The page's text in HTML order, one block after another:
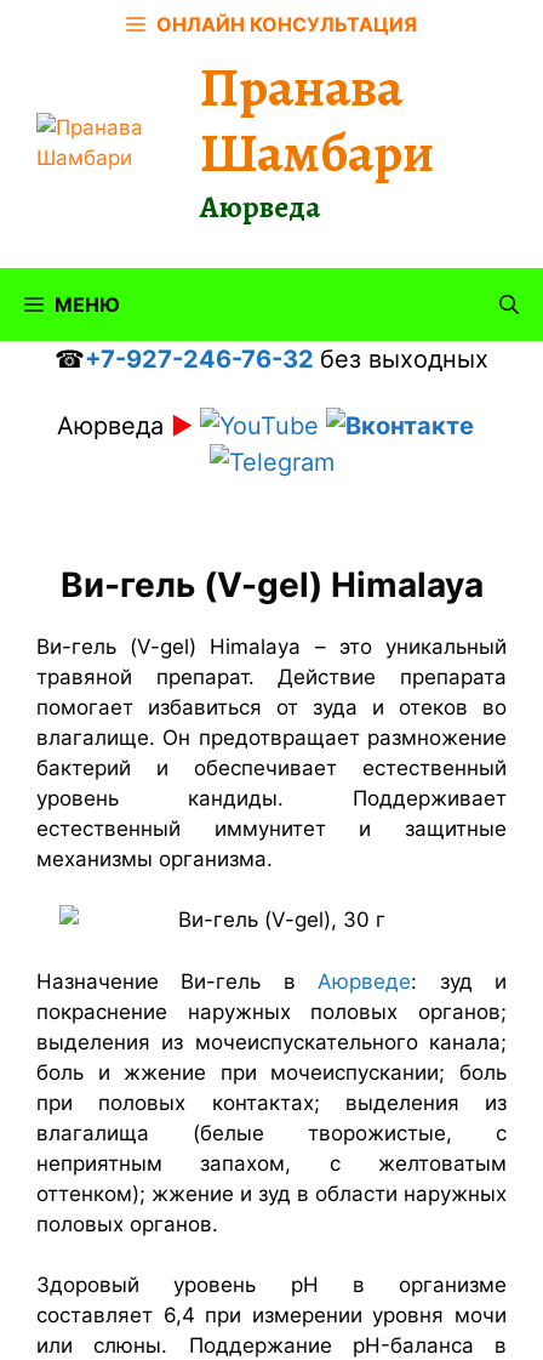
ОНЛАЙН КОНСУЛЬТАЦИЯ
Пранава
Шамбари
Аюрведа
МЕНЮ
☎+7-927-246-76-32 без выходных
Аюрведа ►
Ви-гель (V-gel) Himalaya
Ви-гель (V-gel) Himalaya – это уникальный
травяной препарат. Действие препарата
помогает избавиться от зуда и отеков во
влагалище. Он предотвращает размножение
бактерий и обеспечивает естественный
уровень кандиды. Поддерживает
естественный иммунитет и защитные
механизмы организма.
Назначение Ви-гель в Аюрведе: зуд и
покраснение наружных половых органов;
выделения из мочеиспускательного канала;
боль и жжение при мочеиспускании; боль
при половых контактах; выделения из
влагалища (белые творожистые, с
неприятным запахом, с желтоватым
оттенком); жжение и зуд в области наружных
половых органов.
Здоровый уровень pH в организме
составляет 6,4 при измерении уровня мочи
или слюны. Поддержание pH-баланса в